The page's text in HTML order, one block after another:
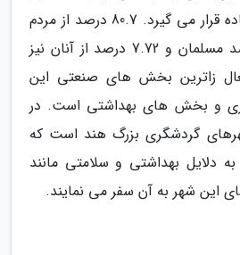
نیز در چنای مورد استفاده قرار می گیرد. 80.7 درصد از مردم
چنای هندو، 9.45 درصد مسلمان و 7.72 درصد از آنان نیز
زاترین بخش های صنعتی این
و بخش های بهداشتی است. در
گردشگری بزرگ هند است که
به دلایل بهداشتی و سلامتی مانند
این شهر به آن سفر می نمایند.